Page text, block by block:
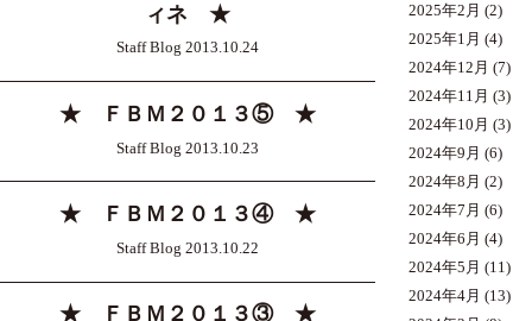
ィネ ★
Staff Blog 2013.10.24
★ ＦＢＭ２０１３⑤ ★
Staff Blog 2013.10.23
★ ＦＢＭ２０１３④ ★
Staff Blog 2013.10.22
★ ＦＢＭ２０１３③ ★
2025年2月 (2)
2025年1月 (4)
2024年12月 (7)
2024年11月 (3)
2024年10月 (3)
2024年9月 (6)
2024年8月 (2)
2024年7月 (6)
2024年6月 (4)
2024年5月 (11)
2024年4月 (13)